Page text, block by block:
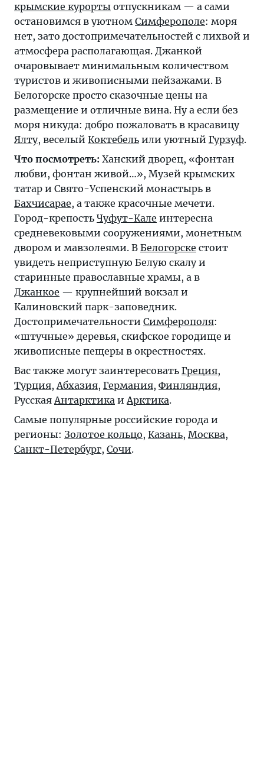
крымские курорты отпускникам — а сами
остановимся в уютном Симферополе: моря
нет, зато достопримечательностей с лихвой и
атмосфера располагающая. Джанкой
очаровывает минимальным количеством
туристов и живописными пейзажами. В
Белогорске просто сказочные цены на
размещение и отличные вина. Ну а если без
моря никуда: добро пожаловать в красавицу
Ялту, веселый Коктебель или уютный Гурзуф.
Что посмотреть: Ханский дворец, «фонтан
любви, фонтан живой…», Музей крымских
татар и Свято-Успенский монастырь в
Бахчисарае, а также красочные мечети.
Город-крепость Чуфут-Кале интересна
средневековыми сооружениями, монетным
двором и мавзолеями. В Белогорске стоит
увидеть неприступную Белую скалу и
старинные православные храмы, а в
Джанкое — крупнейший вокзал и
Калиновский парк-заповедник.
Достопримечательности Симферополя:
«штучные» деревья, скифское городище и
живописные пещеры в окрестностях.
Вас также могут заинтересовать Греция,
Турция,Абхазия, Германия, Финляндия,
РусскаяАнтарктика иАрктика.
Самые популярные российские города и
регионы: Золотое кольцо, Казань, Москва,
Санкт-Петербург, Сочи.